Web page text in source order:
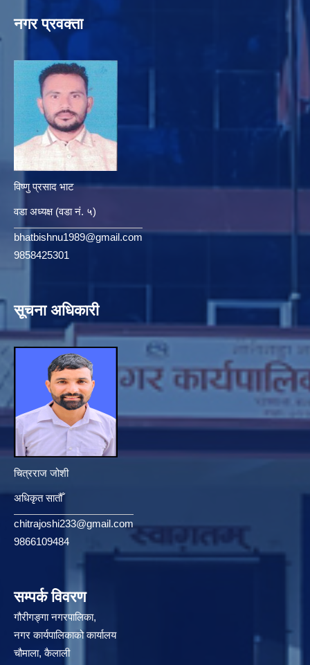
नगर प्रवक्ता
विष्णु प्रसाद भाट
वडा अध्यक्ष (वडा नं. ५)
bhatbishnu1989@gmail.com
9858425301
सूचना अधिकारी
चित्रराज जोशी
अधिकृत सातौँ
chitrajoshi233@gmail.com
9866109484
सम्पर्क विवरण
गौरीगङ्गा नगरपालिका,
नगर कार्यपालिकाको कार्यालय
चौमाला, कैलाली